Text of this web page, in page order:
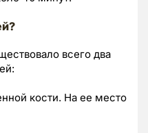
всего два
кости. На ее место